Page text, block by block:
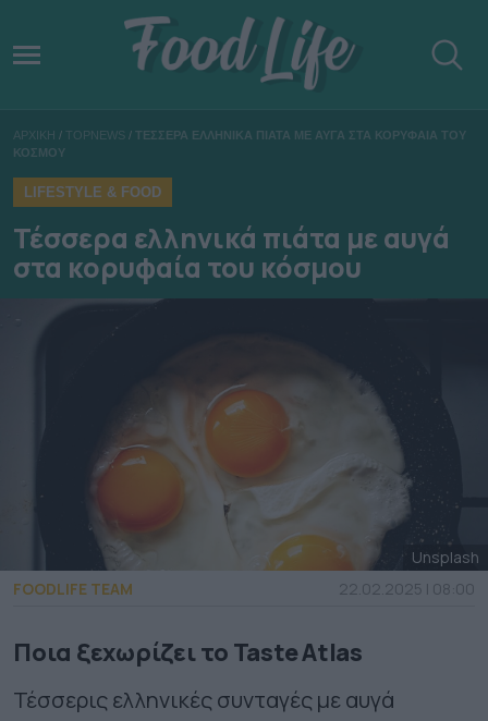
ΑΡΧΙΚΗ / TOPNEWS / ΤΕΣΣΕΡΑ ΕΛΛΗΝΙΚΑ ΠΙΑΤΑ ΜΕ ΑΥΓΑ ΣΤΑ ΚΟΡΥΦΑΙΑ ΤΟΥ
ΚΟΣΜΟΥ
LIFESTYLE & FOOD
Τέσσερα ελληνικά πιάτα με αυγά
στα κορυφαία του κόσμου
Unsplash
FOODLIFE TEAM
22.02.2025 | 08:00
Ποια ξεχωρίζει το Taste Atlas
Τέσσερις ελληνικές συνταγές με αυγά